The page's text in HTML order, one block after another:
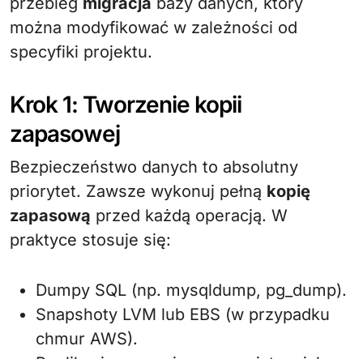
można modyfikować w zależności od
specyfiki projektu.
Krok 1: Tworzenie kopii
zapasowej
Bezpieczeństwo danych to absolutny
priorytet. Zawsze wykonuj pełną kopię
zapasową przed każdą operacją. W
praktyce stosuje się:
Dumpy SQL (np. mysqldump, pg_dump).
Snapshoty LVM lub EBS (w przypadku
chmur AWS).